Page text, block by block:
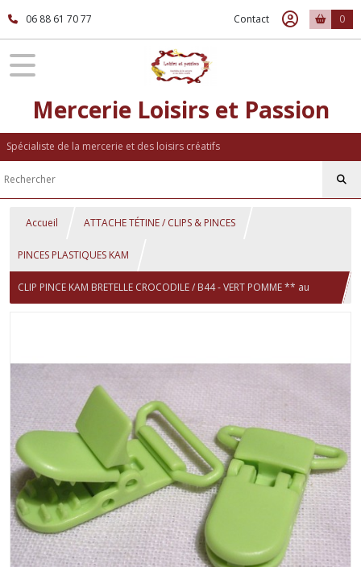
06 88 61 70 77 Contact 0
Mercerie Loisirs et Passion
Spécialiste de la mercerie et des loisirs créatifs
Accueil ATTACHE TÉTINE / CLIPS & PINCES
PINCES PLASTIQUES KAM
CLIP PINCE KAM BRETELLE CROCODILE / B44 - VERT POMME ** au